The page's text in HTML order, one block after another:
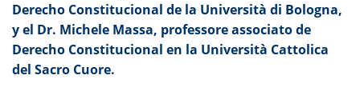
Derecho Constitucional de la Università di Bologna,
y el Dr. Michele Massa, professore associato de
Derecho Constitucional en la Università Cattolica
del Sacro Cuore.